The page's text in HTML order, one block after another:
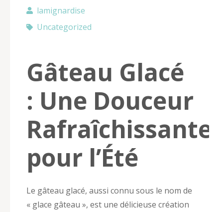
lamignardise
Uncategorized
Gâteau Glacé
: Une Douceur
Rafraîchissante
pour l’Été
Le gâteau glacé, aussi connu sous le nom de
« glace gâteau », est une délicieuse création